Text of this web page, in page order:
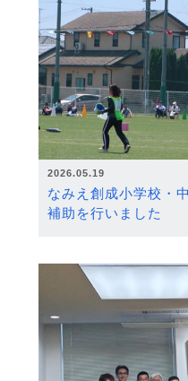
2026.05.19
なみえ創成小学校・
補助を行いました